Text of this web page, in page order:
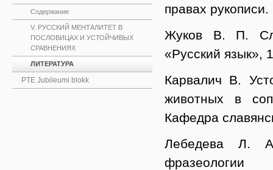
Содержание
V. РУССКИЙ МЕНТАЛИТЕТ В
ПОСЛОВИЦАХ И УСТОЙЧИВЫХ
СРАВНЕНИЯХ
ЛИТЕРАТУРА
PTE Jubileumi blokk
правах
Жуков В. П.
«Русский язык»,
Карвалич В.
животных в
Кафедра
Лебедева Л.